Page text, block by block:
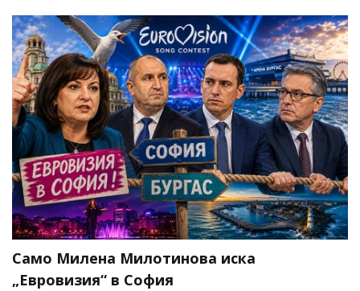
Само Милена Милотинова иска
„Евровизия“ в София